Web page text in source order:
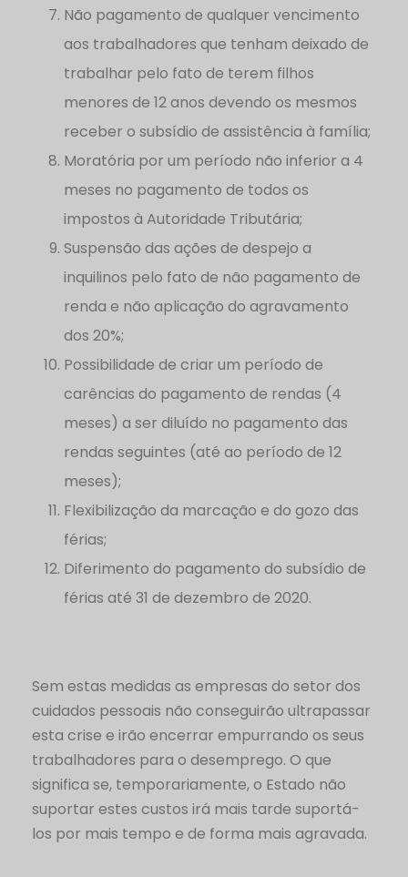
Não pagamento de qualquer vencimento
aos trabalhadores que tenham deixado de
trabalhar pelo fato de terem filhos
menores de 12 anos devendo os mesmos
receber o subsídio de assistência à família;
Moratória por um período não inferior a 4
meses no pagamento de todos os
impostos à Autoridade Tributária;
Suspensão das ações de despejo a
inquilinos pelo fato de não pagamento de
renda e não aplicação do agravamento
dos 20%;
Possibilidade de criar um período de
carências do pagamento de rendas (4
meses) a ser diluído no pagamento das
rendas seguintes (até ao período de 12
meses);
Flexibilização da marcação e do gozo das
férias;
Diferimento do pagamento do subsídio de
férias até 31 de dezembro de 2020.
Sem estas medidas as empresas do setor dos
cuidados pessoais não conseguirão ultrapassar
esta crise e irão encerrar empurrando os seus
trabalhadores para o desemprego. O que
significa se, temporariamente, o Estado não
suportar estes custos irá mais tarde suportá-
los por mais tempo e de forma mais agravada.